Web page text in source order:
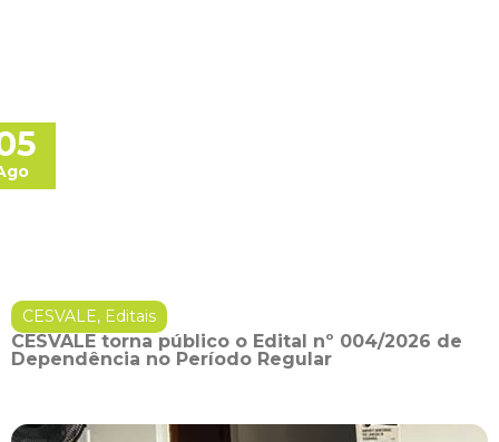
CESVALE, Editais
CESVALE torna público o Edital nº 004/2026 de
Dependência no Período Regular